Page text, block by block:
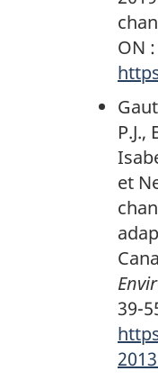
ON
P.J.,
et
39-